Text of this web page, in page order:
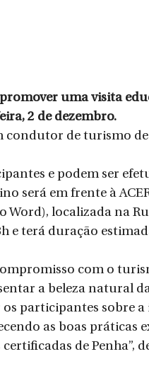
uma visita
2 de dezembro.
condutor de turismo
e podem ser
será em frente à
Word), localizada na
e terá duração
com o
a beleza natural
os participantes sobre
as boas práticas
de Penha”,